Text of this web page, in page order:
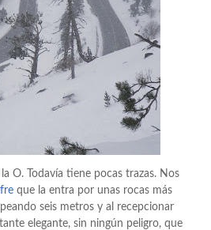
O. Todavía tiene pocas trazas. Nos
que la entra por unas rocas más
seis metros y al recepcionar
elegante, sin ningún peligro, que